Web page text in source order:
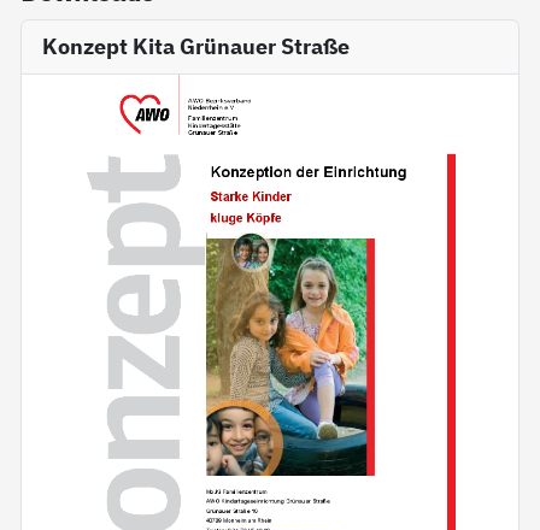
Konzept Kita Grünauer Straße